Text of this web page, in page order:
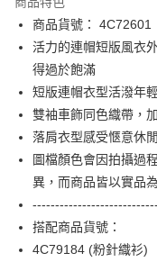
合作金庫商業銀行
華南商業銀行
上海商業儲蓄銀行
國泰世華商業銀行
臺灣中小企業銀行
匯豐（台灣）商業銀行
聯邦商業銀行
元大商業銀行
玉山商業銀行
台新國際商業銀行
LINE Pay
Apple Pay
街口支付
AFTEE先享後付
相關說明
【關於「AFTEE先享後付」
AFTEE先享後付是「在收
便利好安心！
１．簡單：不需註冊會員、
２．便利：只要手機號碼，
付款後全家FamilyMart取
商品貨號： 4C72601
活力的連帽短版風衣
得過於飽滿
短版連帽衣型活潑年
雙袖車飾同色織帶，
落肩衣型感受愜意休
圖檔顏色會因拍攝過
異，而商品皆以實品
搭配商品貨號：
4C79184 (粉針織衫)